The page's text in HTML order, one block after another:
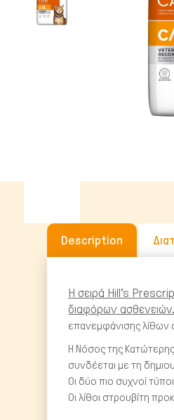
Description
Η σειρά Hill's
διαφόρων ασθενειών.
επανεμφάνισης
Η Νόσος της
συνδέεται με τη
Οι δύο πιο συχνοί
Οι λίθοι στρουβίτη